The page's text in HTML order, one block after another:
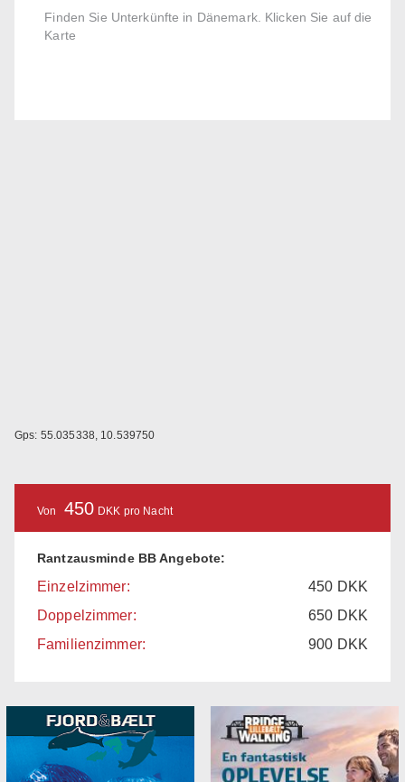
Finden Sie Unterkünfte in Dänemark. Klicken Sie auf die
Karte
Gps: 55.035338, 10.539750
Von 450 DKK pro Nacht
Rantzausminde BB Angebote:
Einzelzimmer: 450 DKK
Doppelzimmer:
650 DKK
Familienzimmer:
900 DKK